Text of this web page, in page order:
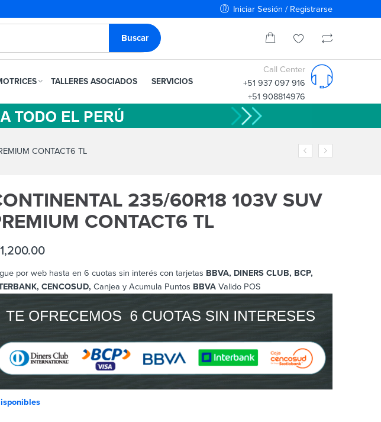
Iniciar Sesión / Registrarse
TALLERES ASOCIADOS SERVICIOS
Call Center
+51 937 097 916
+51 908814976
CONTACT6 TL
235/60R18 103V SUV
CONTACT6 TL
1,200.00
por web hasta en 6 cuotas sin interés con tarjetas BBVA, DINERS CLUB, BCP,
CENCOSUD, Canjea y Acumula Puntos BBVA Valido POS